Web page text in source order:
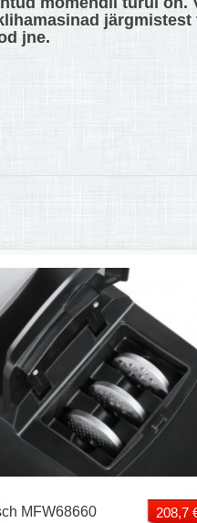
jne.
MFW68660 208,7